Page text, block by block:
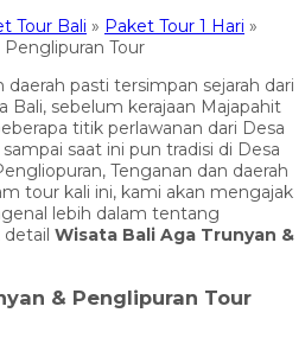
Tour Bali » Paket Tour 1 Hari »
Tour
daerah pasti tersimpan sejarah dari
Bali, sebelum kerajaan Majapahit
titik perlawanan dari Desa
saat ini pun tradisi di Desa
Tenganan dan daerah
tour kali ini, kami akan mengajak
lebih dalam tentang
detail Wisata Bali Aga Trunyan &
& Penglipuran Tour